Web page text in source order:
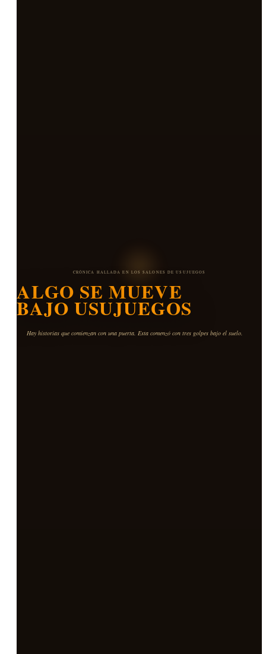
CRÓNICA HALLADA EN LOS SALONES DE USUJUEGOS
ALGO SE MUEVE
BAJO USUJUEGOS
Hay historias que comienzan con una puerta. Esta comenzó con tres golpes bajo el suelo.